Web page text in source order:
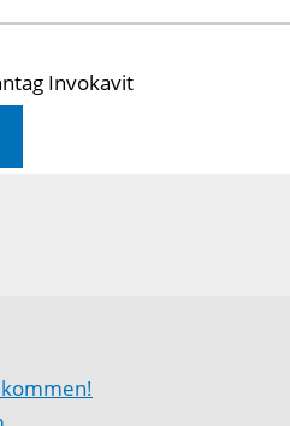
Invokavit